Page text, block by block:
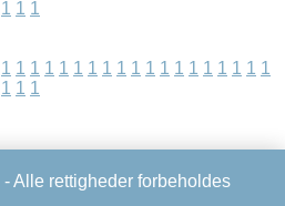
1 1 1
1 1 1 1 1 1 1 1 1 1 1 1 1 1 1 1 1 1 1
1 1 1
- Alle rettigheder forbeholdes